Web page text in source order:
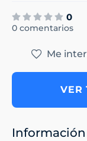
0
0 comentarios
Me
VER
Información